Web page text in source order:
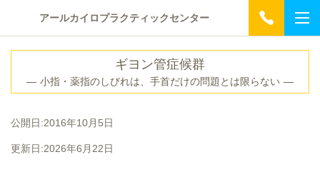
アールカイロプラクティックセンター
ギヨン管症候群
― 小指・薬指のしびれは、手首だけの問題とは限らない ―
公開日:2016年10月5日
更新日:2026年6月22日